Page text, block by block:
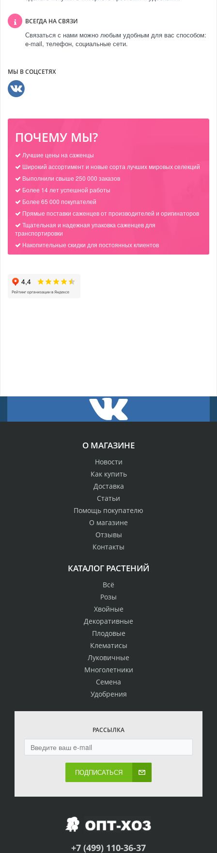
ВСЕГДА НА СВЯЗИ
Связаться с нами можно любым удобным для вас способом:
e-mail, телефон, социальные сети.
МЫ В СОЦСЕТЯХ
ПОЧЕМУ МЫ?
Лучшие цены на саженцы
Широкий ассортимент и новые сорта лучших мировых селекций
Выполнили свыше 250 000 заказов
Более 14 лет успешной работы
Более 65 000 покупателей
Прямые поставки саженцев от производителей и оригинаторов
Тщательная и надежная упаковка саженцев для
транспортировки
Накопительные скидки для постоянных клиентов
О МАГАЗИНЕ
Новости
Как купить
Доставка
Статьи
Помощь покупателю
О магазине
Отзывы
Контакты
КАТАЛОГ РАСТЕНИЙ
Всё
Розы
Хвойные
Декоративные
Плодовые
Клематисы
Луковичные
Многолетники
Семена
Удобрения
РАССЫЛКА
ПОДПИСАТЬСЯ
+7 (499) 110-36-37